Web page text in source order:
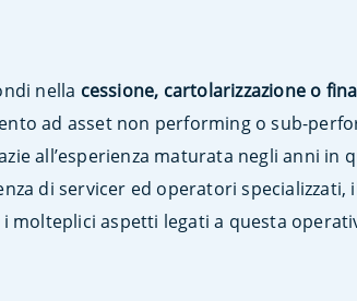
nella cessione, cartolarizzazione o
ad asset non performing o sub-
all’esperienza maturata negli anni in
di servicer ed operatori specializzati,
molteplici aspetti legati a questa